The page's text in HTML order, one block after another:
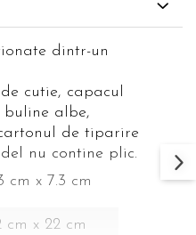
dintr-un
cutie, capacul
buline albe,
de tiparire
nu contine plic.
cm x 7.3 cm
cm x 22 cm